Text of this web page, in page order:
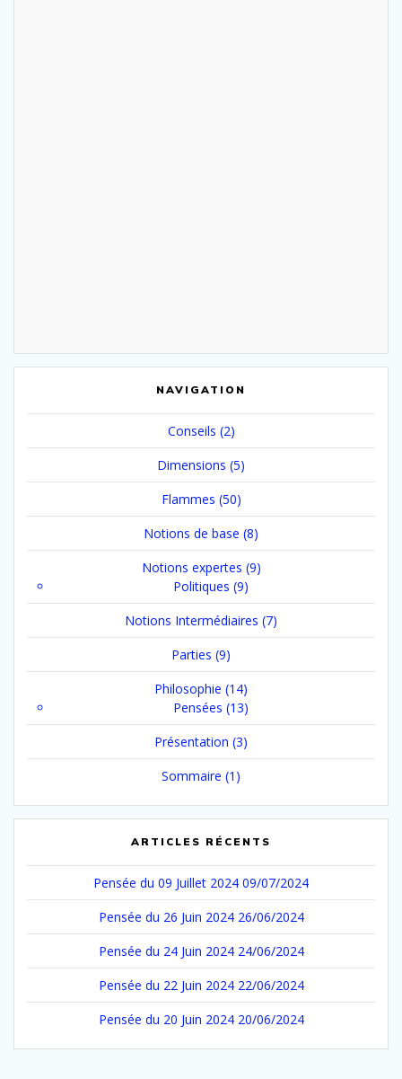
NAVIGATION
Conseils (2)
Dimensions (5)
Flammes (50)
Notions de base (8)
Notions expertes (9)
Politiques (9)
Notions Intermédiaires (7)
Parties (9)
Philosophie (14)
Pensées (13)
Présentation (3)
Sommaire (1)
ARTICLES RÉCENTS
Pensée du 09 Juillet 2024 09/07/2024
Pensée du 26 Juin 2024 26/06/2024
Pensée du 24 Juin 2024 24/06/2024
Pensée du 22 Juin 2024 22/06/2024
Pensée du 20 Juin 2024 20/06/2024